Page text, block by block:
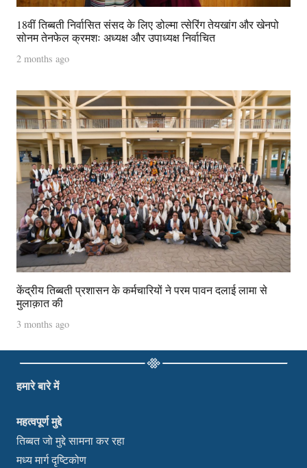
18वीं तिब्बती निर्वासित संसद के लिए डोल्मा त्सेरिंग तेयखांग और खेनपो
सोनम तेनफेल क्रमशः अध्यक्ष और उपाध्यक्ष निर्वाचित
2 months ago
केंद्रीय तिब्बती प्रशासन के कर्मचारियों ने परम पावन दलाई लामा से
मुलाक़ात की
3 months ago
हमारे बारे में
महत्वपूर्ण मुद्दे
तिब्बत जो मुद्दे सामना कर रहा
मध्य मार्ग दृष्टिकोण